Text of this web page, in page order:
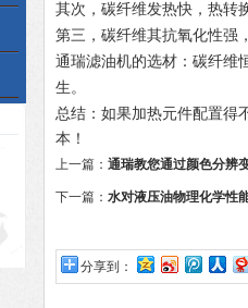
其次，碳纤维发热快，热转
第三，碳纤维其抗氧化性强
通瑞滤油机的选材：碳纤维
生。
总结： 如果加热元件配置得
本！
上一篇： 通瑞教您通过颜色分辨
下一篇： 水对液压油物理化学性
分享到：